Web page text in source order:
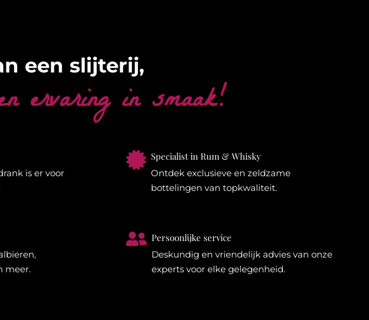
een slijterij,
ervaring in smaak!
is er voor
 Specialist in Rum & Whisky
Ontdek exclusieve en zeldzame
bottelingen van topkwaliteit.
meer.
 Persoonlijke service
Deskundig en vriendelijk advies van onze
experts voor elke gelegenheid.